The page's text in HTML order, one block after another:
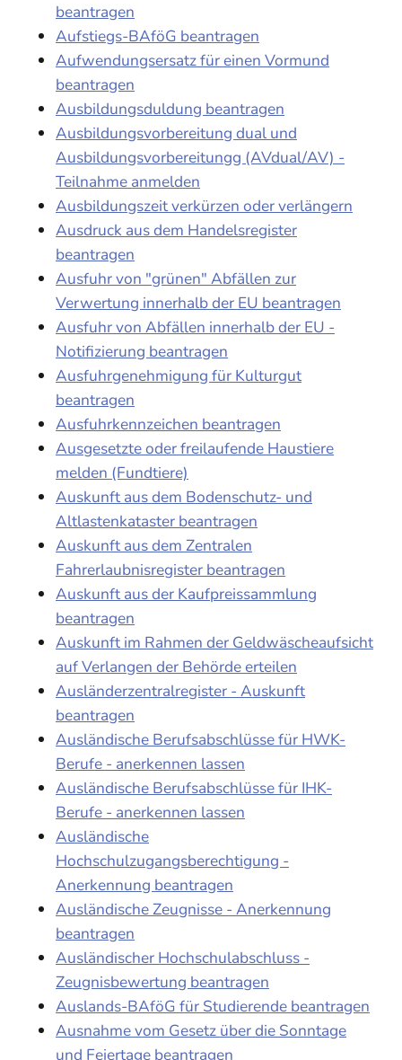
beantragen
Aufstiegs-BAföG beantragen
Aufwendungsersatz für einen Vormund
beantragen
Ausbildungsduldung beantragen
Ausbildungsvorbereitung dual und
Ausbildungsvorbereitungg (AVdual/AV) -
Teilnahme anmelden
Ausbildungszeit verkürzen oder verlängern
Ausdruck aus dem Handelsregister
beantragen
Ausfuhr von "grünen" Abfällen zur
Verwertung innerhalb der EU beantragen
Ausfuhr von Abfällen innerhalb der EU -
Notifizierung beantragen
Ausfuhrgenehmigung für Kulturgut
beantragen
Ausfuhrkennzeichen beantragen
Ausgesetzte oder freilaufende Haustiere
melden (Fundtiere)
Auskunft aus dem Bodenschutz- und
Altlastenkataster beantragen
Auskunft aus dem Zentralen
Fahrerlaubnisregister beantragen
Auskunft aus der Kaufpreissammlung
beantragen
Auskunft im Rahmen der Geldwäscheaufsicht
auf Verlangen der Behörde erteilen
Ausländerzentralregister - Auskunft
beantragen
Ausländische Berufsabschlüsse für HWK-
Berufe - anerkennen lassen
Ausländische Berufsabschlüsse für IHK-
Berufe - anerkennen lassen
Ausländische
Hochschulzugangsberechtigung -
Anerkennung beantragen
Ausländische Zeugnisse - Anerkennung
beantragen
Ausländischer Hochschulabschluss -
Zeugnisbewertung beantragen
Auslands-BAföG für Studierende beantragen
Ausnahme vom Gesetz über die Sonntage
und Feiertage beantragen